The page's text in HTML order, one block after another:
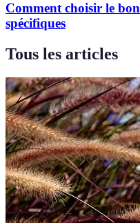
Comment choisir le
spécifiques
Tous les articles